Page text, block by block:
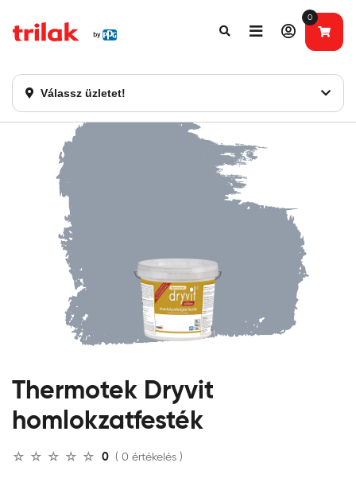
Válassz üzletet!
0
Fontos tájékoztatás!
Thermotek Dryvit
homlokzatfesték
0 ( 0 értékelés )